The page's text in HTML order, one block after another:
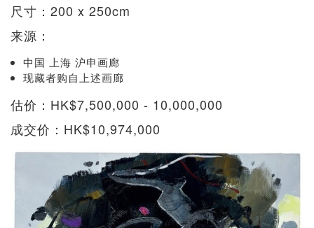
尺寸：200 x 250cm
来源：
中国 上海 沪申画廊
现藏者购自上述画廊
估价：HK$7,500,000 - 10,000,000
成交价：HK$10,974,000